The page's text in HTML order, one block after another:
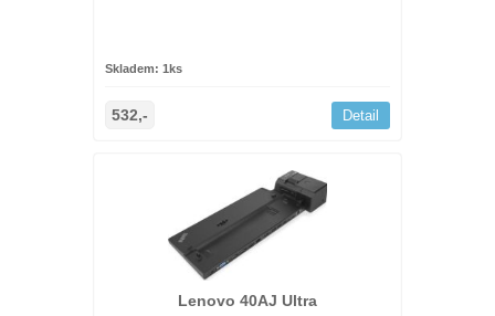
Skladem: 1ks
532,- Detail
Lenovo 40AJ Ultra